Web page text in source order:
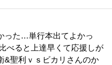
った…単行本出てよかっ
べると上達早くて応援しが
&聖利ｖｓビカリさんのか